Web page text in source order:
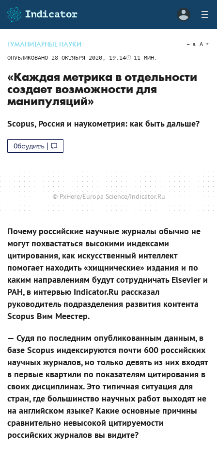
ГУМАНИТАРНЫЕ НАУКИ
ОПУБЛИКОВАНО 28 ОКТЯБРЯ 2020, 19:14 11 МИН.
a A
«Каждая метрика в отдельности
создает возможности для
манипуляций»
Scopus, Россия и наукометрия: как быть дальше?
Обсудить
© PxHere/Europa Science/Indicator.Ru
Почему российские научные журналы обычно не
могут похвастаться высокими индексами
цитирования, как искусственный интеллект
помогает находить «хищнические» издания и по
каким направлениям будут сотрудничать Elsevier и
РАН, в интервью Indicator.Ru рассказал
руководитель подразделения развития контента
Scopus Вим Меестер.
— Судя по последним опубликованным данным, в
базе Scopus индексируются почти 600 российских
научных журналов, но только девять из них входят
в первые квартили по показателям цитирования в
своих дисциплинах. Это типичная ситуация для
стран, где большинство научных работ выходят не
на английском языке? Какие основные причины
сравнительно невысокой цитируемости
российских журналов вы видите?